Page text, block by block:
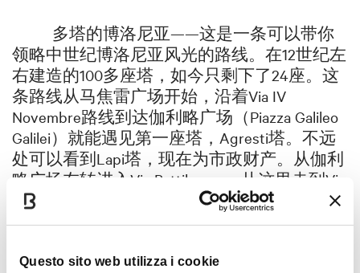
Questo sito web utilizza i cookie
多塔的博洛尼亚——这是一条可以带你
领略中世纪博洛尼亚风光的路线。在12世纪左
右建造的100多座塔，如今只剩下了24座。这
条路线从马焦雷广场开始，沿着Via IV
Novembre路线到达伽利略广场（Piazza Galileo
Galilei）就能遇见第一座塔，Agresti塔。不远
处可以看到Lapi塔，现在为市政财产。从伽利
略广场左转进入Via Battibecco，从这里走到Via
dei Fusari右转，抵达Piazza dei Celestini广场。
Via D’Azeglio穿过广场通向Galluzzi庭院，
伐尼广场，左转到Via dell’Archiginnasio路，一